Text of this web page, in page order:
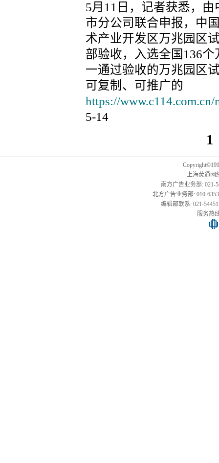
5月11日，记者获悉，
市分公司联合申报，中
术产业开发区万兆园区
部验收，入选全国136
一通过验收的万兆园区
可复制、可推广的
https://
5-14
1
上海荧通网
南方广告业务部: 021-
北方广告业务部: 010-
编辑部联系: 021-
服务热